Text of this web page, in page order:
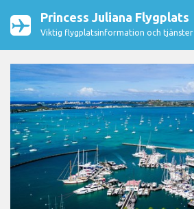
Princess Juliana Flygplats
Viktig flygplatsinformation och tjänster